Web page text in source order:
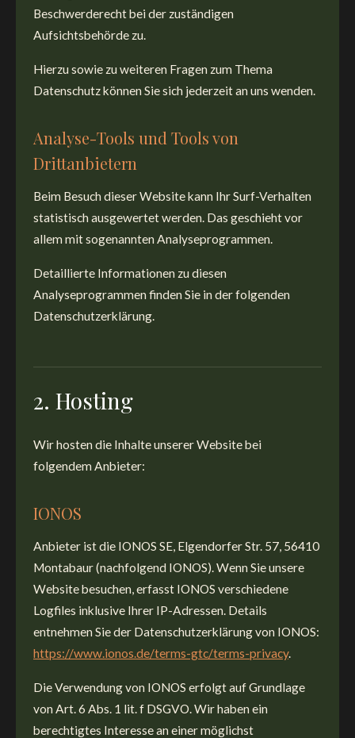
Beschwerderecht bei der zuständigen
Aufsichtsbehörde zu.
Hierzu sowie zu weiteren Fragen zum Thema
Datenschutz können Sie sich jederzeit an uns wenden.
Analyse-Tools und Tools von
Drittanbietern
Beim Besuch dieser Website kann Ihr Surf-Verhalten
statistisch ausgewertet werden. Das geschieht vor
allem mit sogenannten Analyseprogrammen.
Detaillierte Informationen zu diesen
Analyseprogrammen finden Sie in der folgenden
Datenschutzerklärung.
2. Hosting
Wir hosten die Inhalte unserer Website bei
folgendem Anbieter:
IONOS
Anbieter ist die IONOS SE, Elgendorfer Str. 57, 56410
Montabaur (nachfolgend IONOS). Wenn Sie unsere
Website besuchen, erfasst IONOS verschiedene
Logfiles inklusive Ihrer IP-Adressen. Details
entnehmen Sie der Datenschutzerklärung von IONOS:
https://www.ionos.de/terms-gtc/terms-privacy.
Die Verwendung von IONOS erfolgt auf Grundlage
von Art. 6 Abs. 1 lit. f DSGVO. Wir haben ein
berechtigtes Interesse an einer möglichst